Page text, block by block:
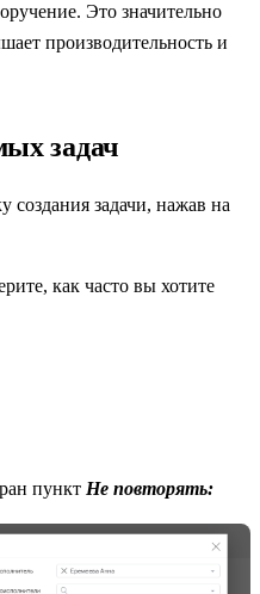
Это значительно
производительность и
задач
создания задачи, нажав на
как часто вы хотите
пункт Не повторять: